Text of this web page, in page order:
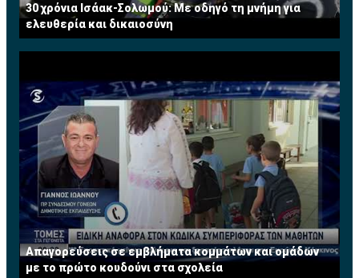
30 χρόνια Ισάακ-Σολωμού: Με οδηγό τη μνήμη για
ελευθερία και δικαιοσύνη
Απαγορεύσεις σε εμβλήματα κομμάτων και ομάδων
με το πρώτο κουδούνι στα σχολεία